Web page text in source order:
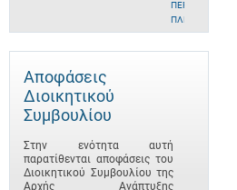
ΠΕΡΙΣΣΌΤΕΡΕΣ
ΠΛΗΡΟΦΟΡΊΕΣ
Αποφάσεις
Διοικητικού
Συμβουλίου
Στην ενότητα αυτή
παρατίθενται αποφάσεις του
Διοικητικού Συμβουλίου της
Αρχής Ανάπτυξης